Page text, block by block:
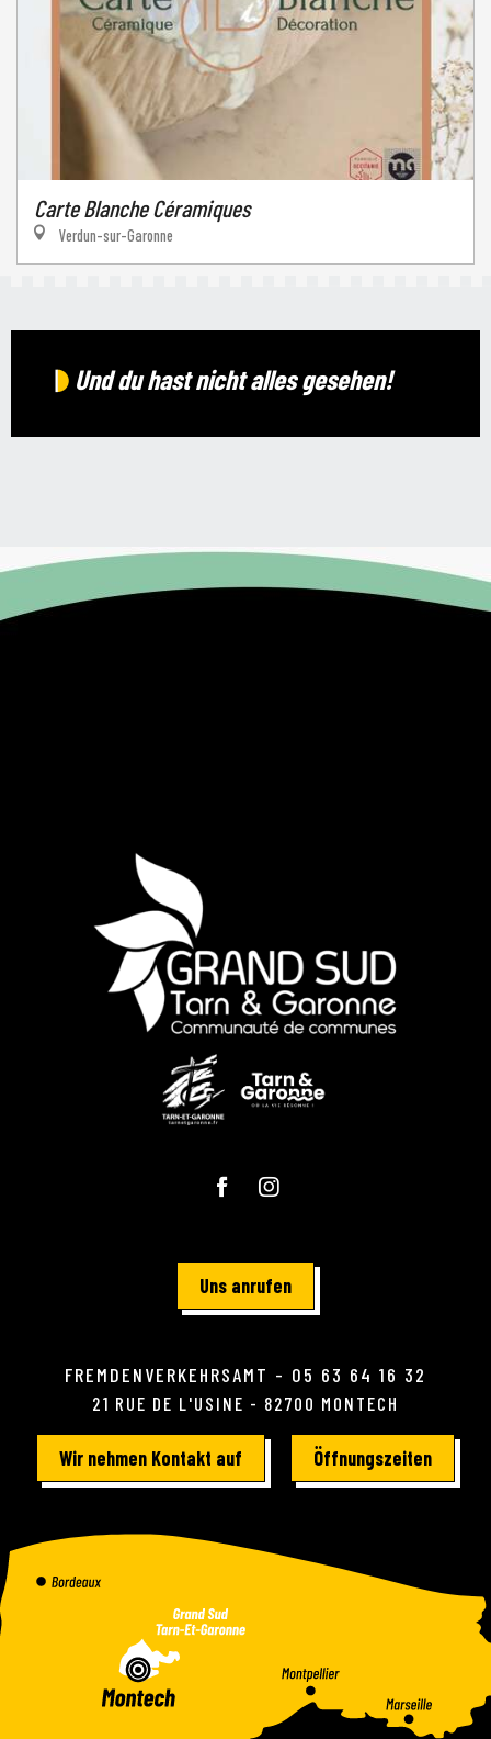
Carte Blanche Céramiques
Verdun-sur-Garonne
Und du hast nicht alles gesehen!
Uns anrufen
FREMDENVERKEHRSAMT - 05 63 64 16 32
21 RUE DE L'USINE - 82700 MONTECH
Wir nehmen Kontakt auf Öffnungszeiten